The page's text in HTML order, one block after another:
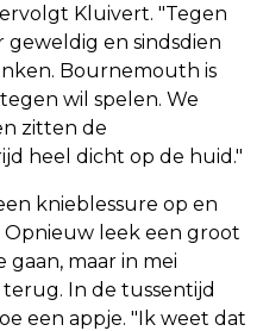
Kluivert. "Tegen
geweldig en sindsdien
Bournemouth is
wil spelen. We
zitten de
heel dicht op de huid."
knieblessure op en
leek een groot
maar in mei
In de tussentijd
een appje. "Ik weet dat